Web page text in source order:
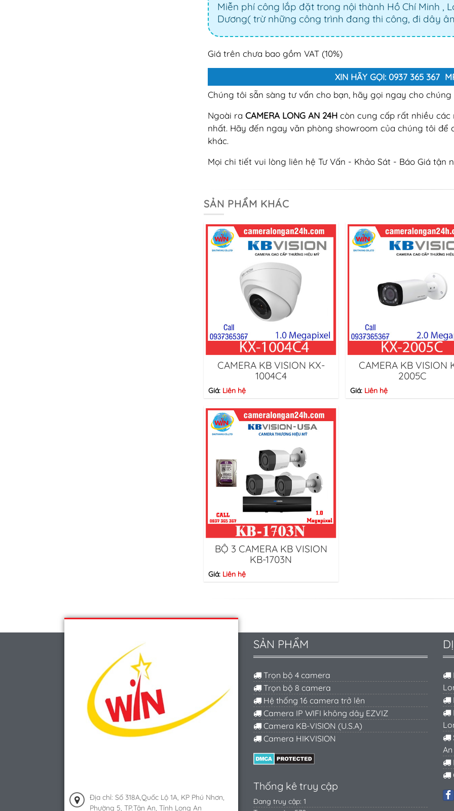
Miễn phí công lắp đặt trong nội thành Hồ Chí Minh ,
Dương( trừ những công trình đang thi công, đi dây
Giá trên chưa bao gồm VAT (10%)
XIN HÃY GỌI: 0937 365 367
Chúng tôi sẵn sàng tư vấn cho bạn, hãy gọi ngay cho chúng
Ngoài ra CAMERA LONG AN 24H còn cung cấp rất nhiều
nhất. Hãy đến ngay văn phòng showroom của chúng tôi
khác.
Mọi chi tiết vui lòng liên hệ Tư Vấn - Khảo Sát - Báo Giá tận
SẢN PHẨM KHÁC
CAMERA KB VISION KX-
1004C4
Giá: Liên hệ
CAMERA KB VISION
2005C
Giá: Liên hệ
BỘ 3 CAMERA KB VISION
KB-1703N
Giá: Liên hệ
Địa chỉ: Số 318A,Quốc Lộ 1A, KP Phú Nhơn,
Phường 5, TP.Tân An, Tỉnh Long An
SẢN PHẨM
Trọn bộ 4 camera
Trọn bộ 8 camera
Hệ thống 16 camera trở lên
Camera IP WIFI không dây EZVIZ
Camera KB-VISION (U.S.A)
Camera HIKVISION
Thống kê truy cập
Đang truy cập: 1
An